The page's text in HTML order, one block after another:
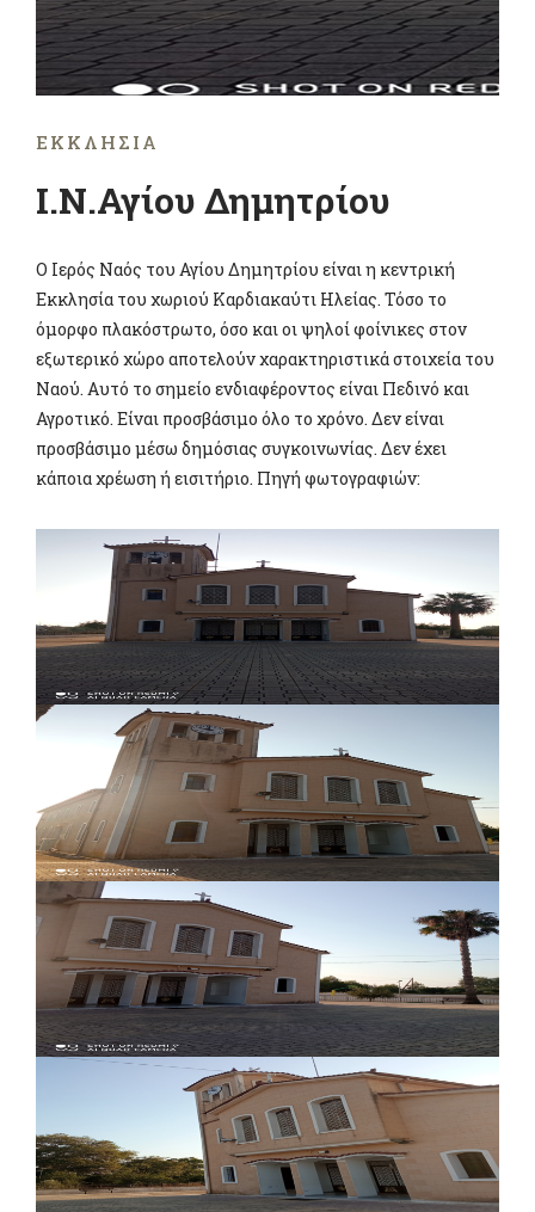
ΕΚΚΛΗΣΊΑ
Ι.Ν.Αγίου Δημητρίου
Ο Ιερός Ναός του Αγίου Δημητρίου είναι η κεντρική
Εκκλησία του χωριού Καρδιακαύτι Ηλείας. Τόσο το
όμορφο πλακόστρωτο, όσο και οι ψηλοί φοίνικες στον
εξωτερικό χώρο αποτελούν χαρακτηριστικά στοιχεία του
Ναού. Αυτό το σημείο ενδιαφέροντος είναι Πεδινό και
Αγροτικό. Είναι προσβάσιμο όλο το χρόνο. Δεν είναι
προσβάσιμο μέσω δημόσιας συγκοινωνίας. Δεν έχει
κάποια χρέωση ή εισιτήριο. Πηγή φωτογραφιών: